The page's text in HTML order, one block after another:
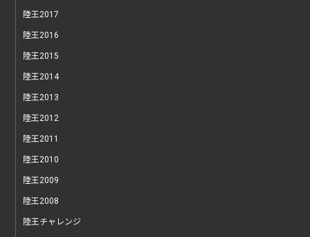
陸王2017
陸王2016
陸王2015
陸王2014
陸王2013
陸王2012
陸王2011
陸王2010
陸王2009
陸王2008
陸王チャレンジ